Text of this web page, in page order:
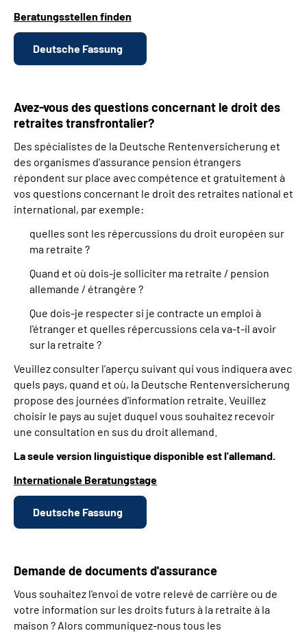
Beratungsstellen finden
Deutsche Fassung
Avez-vous des questions concernant le droit des
retraites transfrontalier?
Des spécialistes de la Deutsche Rentenversicherung et
des organismes d'assurance pension étrangers
répondent sur place avec compétence et gratuitement à
vos questions concernant le droit des retraites national et
international, par exemple:
quelles sont les répercussions du droit européen sur
ma retraite ?
Quand et où dois-je solliciter ma retraite / pension
allemande / étrangère ?
Que dois-je respecter si je contracte un emploi à
l'étranger et quelles répercussions cela va-t-il avoir
sur la retraite ?
Veuillez consulter l'aperçu suivant qui vous indiquera avec
quels pays, quand et où, la Deutsche Rentenversicherung
propose des journées d'information retraite. Veuillez
choisir le pays au sujet duquel vous souhaitez recevoir
une consultation en sus du droit allemand.
La seule version linguistique disponible est l'allemand.
Internationale Beratungstage
Deutsche Fassung
Demande de documents d'assurance
Vous souhaitez l'envoi de votre relevé de carrière ou de
votre information sur les droits futurs à la retraite à la
maison ? Alors communiquez-nous tous les